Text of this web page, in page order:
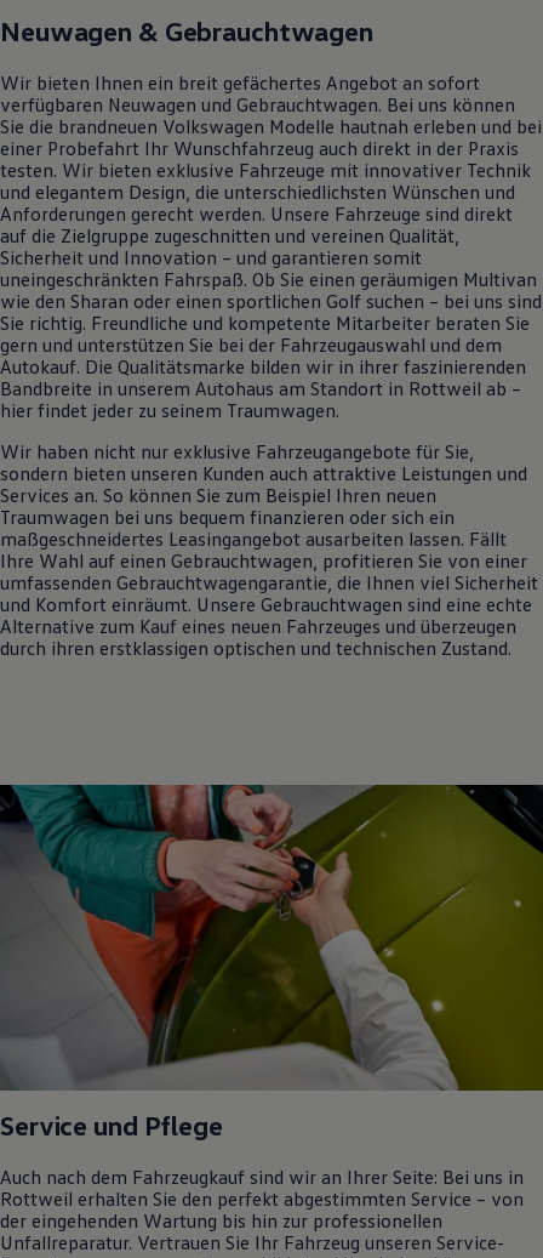
Neuwagen & Gebrauchtwagen
Wir bieten Ihnen ein breit gefächertes Angebot an sofort
verfügbaren Neuwagen und Gebrauchtwagen. Bei uns können
Sie die brandneuen Volkswagen Modelle hautnah erleben und bei
einer Probefahrt Ihr Wunschfahrzeug auch direkt in der Praxis
testen. Wir bieten exklusive Fahrzeuge mit innovativer Technik
und elegantem Design, die unterschiedlichsten Wünschen und
Anforderungen gerecht werden. Unsere Fahrzeuge sind direkt
auf die Zielgruppe zugeschnitten und vereinen Qualität,
Sicherheit und Innovation – und garantieren somit
uneingeschränkten Fahrspaß. Ob Sie einen geräumigen Multivan
wie den Sharan oder einen sportlichen Golf suchen – bei uns sind
Sie richtig. Freundliche und kompetente Mitarbeiter beraten Sie
gern und unterstützen Sie bei der Fahrzeugauswahl und dem
Autokauf. Die Qualitätsmarke bilden wir in ihrer faszinierenden
Bandbreite in unserem Autohaus am Standort in Rottweil ab –
hier findet jeder zu seinem Traumwagen.
Wir haben nicht nur exklusive Fahrzeugangebote für Sie,
sondern bieten unseren Kunden auch attraktive Leistungen und
Services an. So können Sie zum Beispiel Ihren neuen
Traumwagen bei uns bequem finanzieren oder sich ein
maßgeschneidertes Leasingangebot ausarbeiten lassen. Fällt
Ihre Wahl auf einen Gebrauchtwagen , profitieren Sie von einer
umfassenden Gebrauchtwagengarantie, die Ihnen viel Sicherheit
und Komfort einräumt. Unsere Gebrauchtwagen sind eine echte
Alternative zum Kauf eines neuen Fahrzeuges und überzeugen
durch ihren erstklassigen optischen und technischen Zustand.
Service und Pflege
Auch nach dem Fahrzeugkauf sind wir an Ihrer Seite: Bei uns in
Rottweil erhalten Sie den perfekt abgestimmten Service – von
der eingehenden Wartung bis hin zur professionellen
Unfallreparatur. Vertrauen Sie Ihr Fahrzeug unseren Service-